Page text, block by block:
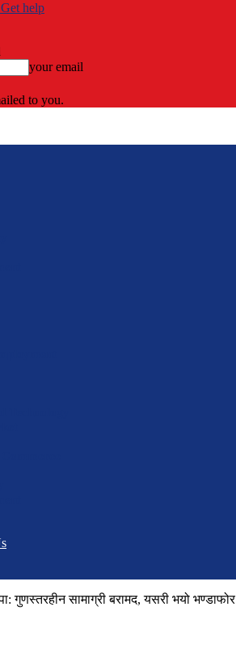
help
your email
to you.
गुणस्तरहीन सामाग्री बरामद, यसरी भयो भण्डाफोर